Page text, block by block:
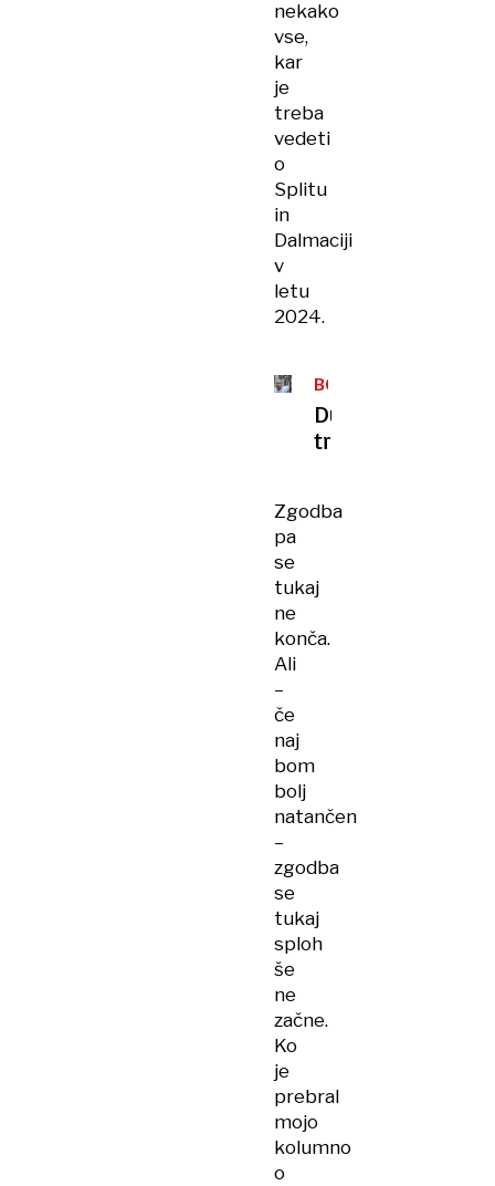
nekako
vse,
kar
je
treba
vedeti
o
Splitu
in
Dalmaciji
v
letu
2024.
BORIS
DEŽULOVIĆ
Duhovi
tradicije
Zgodba
pa
se
tukaj
ne
konča.
Ali
–
če
naj
bom
bolj
natančen
–
zgodba
se
tukaj
sploh
še
ne
začne.
Ko
je
prebral
mojo
kolumno
o